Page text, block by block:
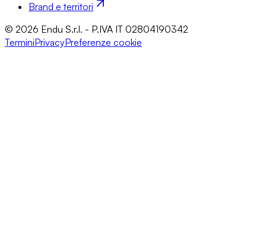
Brand e territori
© 2026 Endu S.r.l. - P.IVA IT 02804190342
TerminiPrivacyPreferenze cookie